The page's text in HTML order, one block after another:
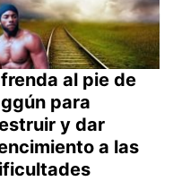
al pie de
para
y dar
a las